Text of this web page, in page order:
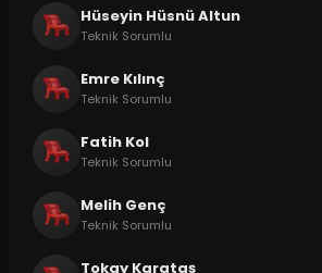
Hüseyin Hüsnü Altun
Teknik Sorumlu
Emre Kılınç
Teknik Sorumlu
Fatih Kol
Teknik Sorumlu
Melih Genç
Teknik Sorumlu
Tokay Karataş